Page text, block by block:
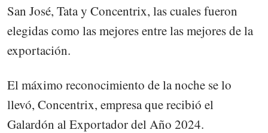
San José, Tata y Concentrix, las cuales fueron
elegidas como las mejores entre las mejores de la
exportación.
El máximo reconocimiento de la noche se lo
llevó, Concentrix, empresa que recibió el
Galardón al Exportador del Año 2024.